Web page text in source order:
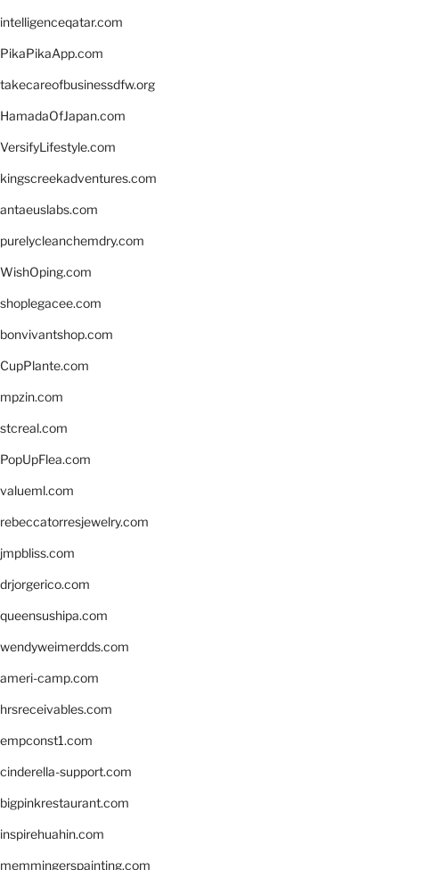
intelligenceqatar.com
PikaPikaApp.com
takecareofbusinessdfw.org
HamadaOfJapan.com
VersifyLifestyle.com
kingscreekadventures.com
antaeuslabs.com
purelycleanchemdry.com
WishOping.com
shoplegacee.com
bonvivantshop.com
CupPlante.com
mpzin.com
stcreal.com
PopUpFlea.com
valueml.com
rebeccatorresjewelry.com
jmpbliss.com
drjorgerico.com
queensushipa.com
wendyweimerdds.com
ameri-camp.com
hrsreceivables.com
empconst1.com
cinderella-support.com
bigpinkrestaurant.com
inspirehuahin.com
memmingerspainting.com